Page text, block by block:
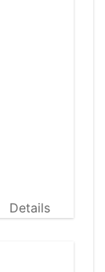
Details